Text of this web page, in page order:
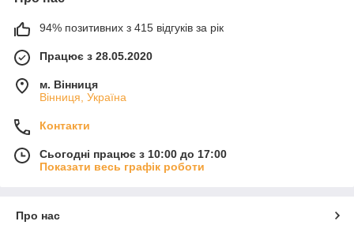
94% позитивних з 415 відгуків за рік
Працює з 28.05.2020
м. Вінниця
Вінниця, Україна
Контакти
Сьогодні працює з 10:00 до 17:00
Показати весь графік роботи
Про нас